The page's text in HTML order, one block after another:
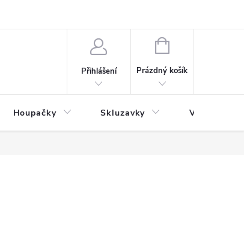
Přihlášení
NÁKUPNÍ
Prázdný košík
Houpačky Skluzavky Veřejná